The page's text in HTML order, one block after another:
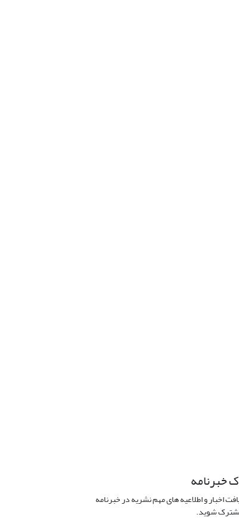
خبرنامه
اخبار و اطلاعیه های مهم نشریه در خبرنامه
شوید.